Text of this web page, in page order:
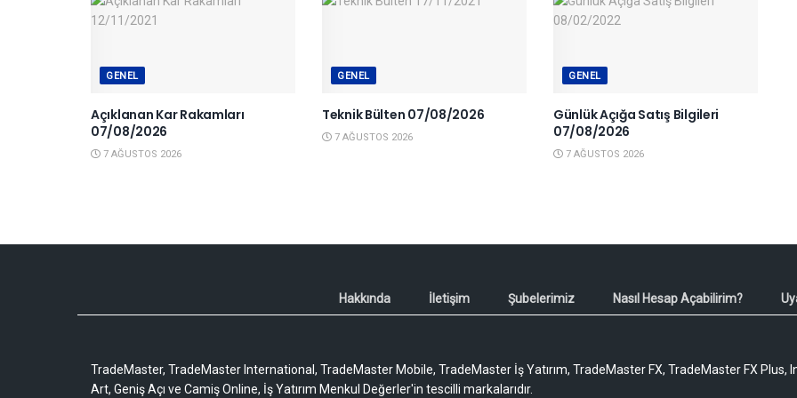
GENEL
Açıklanan Kar Rakamları
07/08/2026
7 AĞUSTOS 2026
GENEL
Teknik Bülten 07/08/2026
7 AĞUSTOS 2026
GENEL
Günlük Açığa Satış Bilgileri
07/08/2026
7 AĞUSTOS 2026
Hakkında İletişim Şubelerimiz Nasıl Hesap Açabilirim?
TradeMaster, TradeMaster International, TradeMaster Mobile, TradeMaster İş Yatırım, TradeMaster FX, TradeMaster FX Plus,
Art, Geniş Açı ve Camiş Online, İş Yatırım Menkul Değerler'in tescilli markalarıdır.